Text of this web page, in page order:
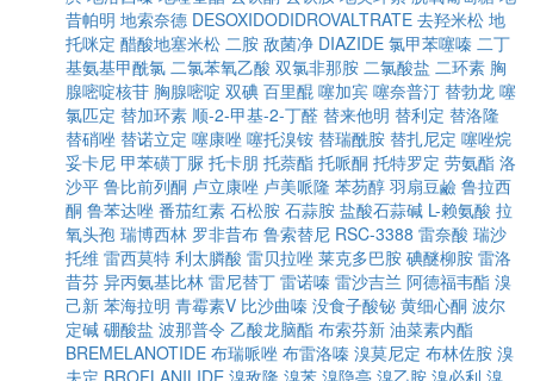
昔帕明 地索奈德 DESOXIDODIDROVALTRATE 去羟米松 地
托咪定 醋酸地塞米松 二胺 敌菌净 DIAZIDE 氯甲苯噻嗪 二丁
基氨基甲酰氯 二氯苯氧乙酸 双氯非那胺 二氯酸盐 二环素 胸
腺嘧啶核苷 胸腺嘧啶 双碘 百里醌 噻加宾 噻奈普汀 替勃龙 噻
氯匹定 替加环素 顺-2-甲基-2-丁醛 替来他明 替利定 替洛隆
替硝唑 替诺立定 噻康唑 噻托溴铵 替瑞酰胺 替扎尼定 噻唑烷
妥卡尼 甲苯磺丁脲 托卡朋 托萘酯 托哌酮 托特罗定 劳氨酯 洛
沙平 鲁比前列酮 卢立康唑 卢美哌隆 苯芴醇 羽扇豆鹼 鲁拉西
酮 鲁苯达唑 番茄红素 石松胺 石蒜胺 盐酸石蒜碱 L-赖氨酸 拉
氧头孢 瑞博西林 罗非昔布 鲁索替尼 RSC-3388 雷奈酸 瑞沙
托维 雷西莫特 利太膦酸 雷贝拉唑 莱克多巴胺 碘醚柳胺 雷洛
昔芬 异丙氨基比林 雷尼替丁 雷诺嗪 雷沙吉兰 阿德福韦酯 溴
己新 苯海拉明 青霉素V 比沙曲嗪 没食子酸铋 黄细心酮 波尔
定碱 硼酸盐 波那普令 乙酸龙脑酯 布索芬新 油菜素内酯
BREMELANOTIDE 布瑞哌唑 布雷洛嗪 溴莫尼定 布林佐胺 溴
夫定 BROFLANILIDE 溴敌隆 溴苯 溴隐亭 溴乙胺 溴必利 溴